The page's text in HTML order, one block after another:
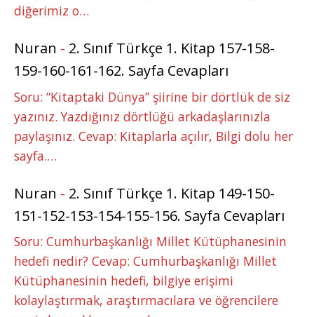
diğerimiz o…
Nuran - 2. Sınıf Türkçe 1. Kitap 157-158-
159-160-161-162. Sayfa Cevapları
Soru: “Kitaptaki Dünya” şiirine bir dörtlük de siz
yazınız. Yazdığınız dörtlüğü arkadaşlarınızla
paylaşınız. Cevap: Kitaplarla açılır, Bilgi dolu her
sayfa.…
Nuran - 2. Sınıf Türkçe 1. Kitap 149-150-
151-152-153-154-155-156. Sayfa Cevapları
Soru: Cumhurbaşkanlığı Millet Kütüphanesinin
hedefi nedir? Cevap: Cumhurbaşkanlığı Millet
Kütüphanesinin hedefi, bilgiye erişimi
kolaylaştırmak, araştırmacılara ve öğrencilere